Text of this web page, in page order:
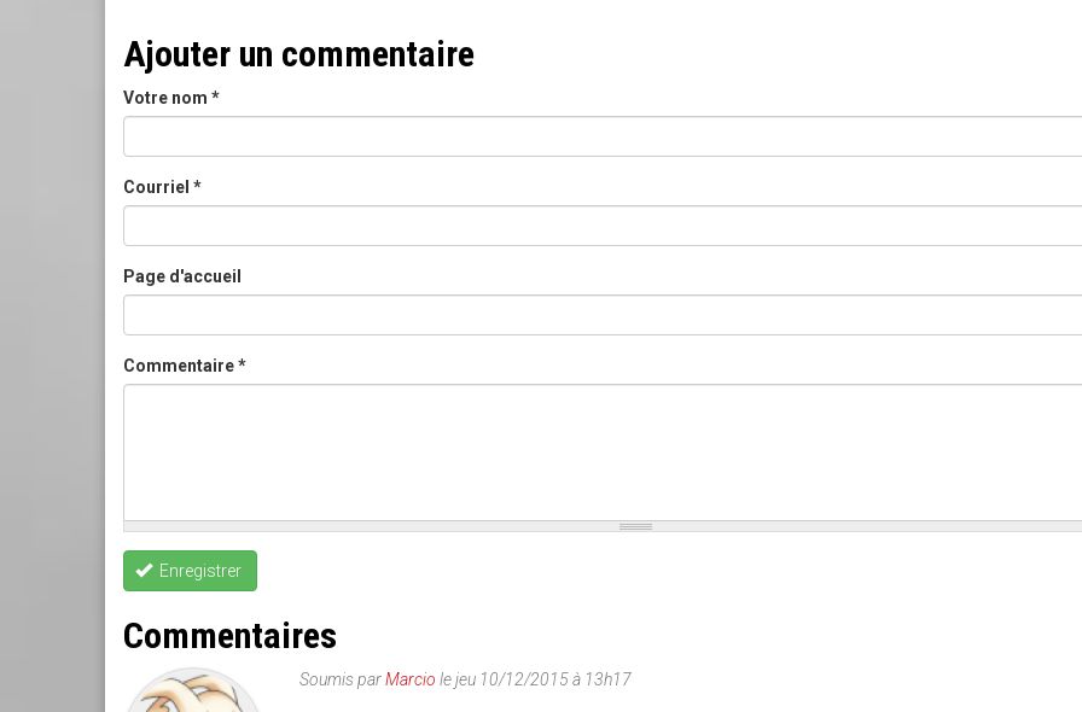
Ajouter un commentaire
Votre nom *
Courriel *
Page d'accueil
Commentaire*
Enregistrer
Commentaires
Soumis parMarcio le jeu 10/12/2015 à 13h17